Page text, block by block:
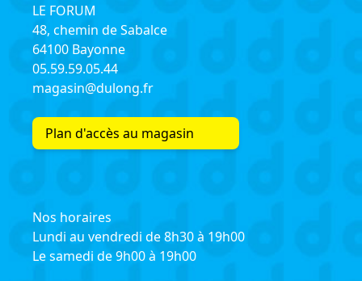
LE FORUM
48, chemin de Sabalce
64100 Bayonne
05.59.59.05.44
magasin@dulong.fr
Plan d'accès au magasin
Nos horaires
Lundi au vendredi de 8h30 à 19h00
Le samedi de 9h00 à 19h00